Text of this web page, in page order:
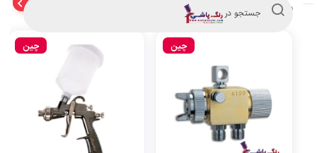
جستجو در
پیستوله های تخصصی رنگ پاشی
چین چین